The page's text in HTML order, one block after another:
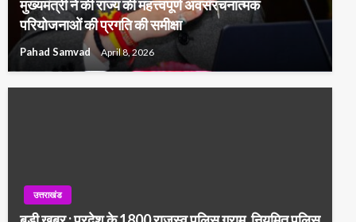
मुख्यमंत्री ने की राज्य की महत्त्वपूर्ण अवसंरचनात्मक
परियोजनाओं की प्रगति की समीक्षा
Pahad Samvad April 8, 2026
उत्तराखंड